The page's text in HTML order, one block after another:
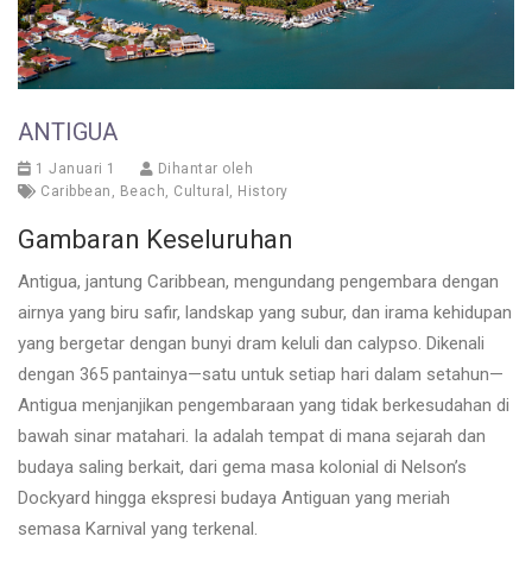
ANTIGUA
1 Januari 1
Dihantar oleh
Caribbean , Beach, Cultural , History
Gambaran Keseluruhan
Antigua, jantung Caribbean, mengundang pengembara dengan
airnya yang biru safir, landskap yang subur, dan irama kehidupan
yang bergetar dengan bunyi dram keluli dan calypso. Dikenali
dengan 365 pantainya—satu untuk setiap hari dalam setahun—
Antigua menjanjikan pengembaraan yang tidak berkesudahan di
bawah sinar matahari. Ia adalah tempat di mana sejarah dan
budaya saling berkait, dari gema masa kolonial di Nelson’s
Dockyard hingga ekspresi budaya Antiguan yang meriah
semasa Karnival yang terkenal.